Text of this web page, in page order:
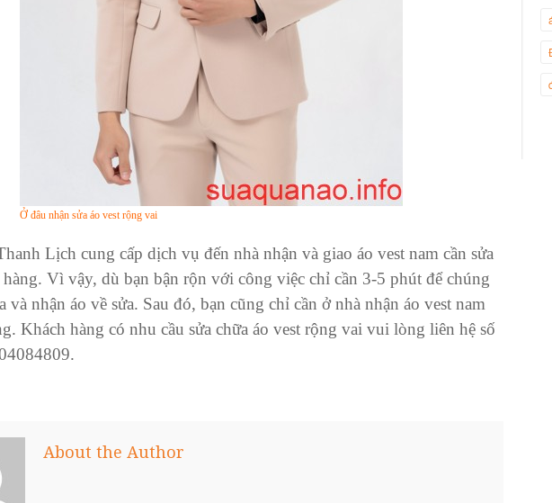
Ở đâu nhận sửa áo vest rộng vai
Lịch cung cấp dịch vụ đến nhà nhận và giao áo vest nam cần sửa
Vì vậy, dù bạn bận rộn với công việc chỉ cần 3-5 phút để chúng
và nhận áo về sửa. Sau đó, bạn cũng chỉ cần ở nhà nhận áo vest nam
Khách hàng có nhu cầu sửa chữa áo vest rộng vai vui lòng liên hệ số
About the Author